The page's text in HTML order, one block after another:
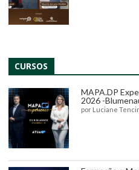
CURSOS
MAPA.DP
2026 -
por Luciane